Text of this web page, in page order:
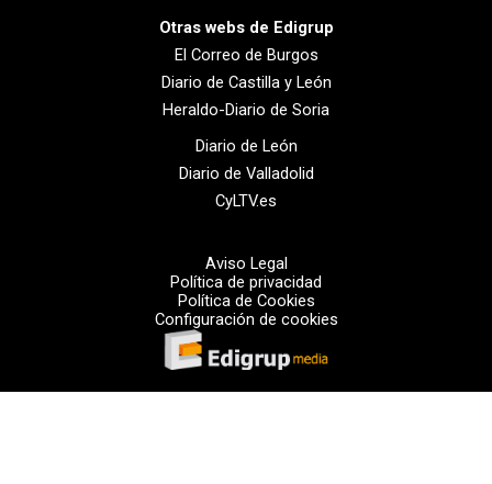
Otras webs de Edigrup
El Correo de Burgos
Diario de Castilla y León
Heraldo-Diario de Soria
Diario de León
Diario de Valladolid
CyLTV.es
Aviso Legal
Política de privacidad
Política de Cookies
Configuración de cookies